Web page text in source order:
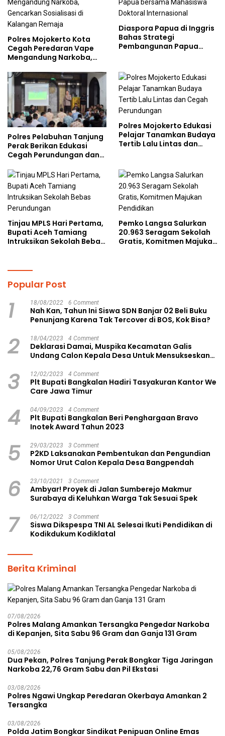
Polres Mojokerto Kota
Cegah Peredaran Vape
Mengandung Narkoba,
Kalangan Remaja
Diaspora Papua di Inggris
Bahas Strategi
Pembangunan Papua
Polres Pelabuhan Tanjung
Perak Berikan Edukasi
Cegah Perundungan dan
kepada Pelajar MPLS
Polres Mojokerto Edukasi
Pelajar Tanamkan Budaya
Tertib Lalu Lintas dan
Tinjau MPLS Hari Pertama,
Bupati Aceh Tamiang
Intruksikan Sekolah Bebas
Pemko Langsa Salurkan
20.963 Seragam Sekolah
Gratis, Komitmen Majukan
Popular Post
1 18/08/2022 6 Comment
Nah Kan, Tahun Ini Siswa SDN Banjar 02 Beli Buku
Penunjang Karena Tak Tercover di BOS, Kok Bisa?
2 18/04/2023 4 Comment
Deklarasi Damai, Muspika Kecamatan Galis
Undang Calon Kepala Desa Untuk Mensukseskan
3 12/02/2023 4 Comment
Plt Bupati Bangkalan Hadiri Tasyakuran Kantor We
Care Jawa Timur
4 04/09/2023 4 Comment
Plt Bupati Bangkalan Beri Penghargaan Bravo
Inotek Award Tahun 2023
5 29/03/2023 3 Comment
P2KD Laksanakan Pembentukan dan Pengundian
Nomor Urut Calon Kepala Desa Bangpendah
6 23/10/2021 3 Comment
Ambyar! Proyek di Jalan Sumberejo Makmur
Surabaya di Keluhkan Warga Tak Sesuai Spek
7 06/12/2022 3 Comment
Siswa Dikspespa TNI AL Selesai Ikuti Pendidikan di
Kodikdukum Kodiklatal
Berita Kriminal
07/08/2026
Polres Malang Amankan Tersangka Pengedar Narkoba
di Kepanjen, Sita Sabu 96 Gram dan Ganja 131 Gram
05/08/2026
Dua Pekan, Polres Tanjung Perak Bongkar Tiga Jaringan
Narkoba 22,76 Gram Sabu dan Pil Ekstasi
03/08/2026
Polres Ngawi Ungkap Peredaran Okerbaya Amankan 2
Tersangka
03/08/2026
Polda Jatim Bongkar Sindikat Penipuan Online Emas